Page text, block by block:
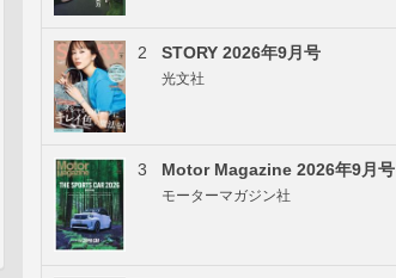
2 STORY 2026年9月号
光文社
3 Motor Magazine 2026年9月号
モーターマガジン社